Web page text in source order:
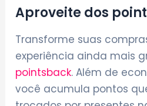
Aproveite dos
Transforme suas
experiência ainda mais
pointsback. Além de
você acumula pontos